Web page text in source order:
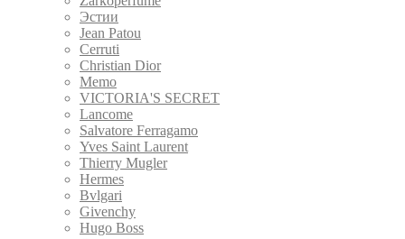
Эстии
Jean Patou
Cerruti
Christian Dior
Memo
VICTORIA'S SECRET
Lancome
Salvatore Ferragamo
Yves Saint Laurent
Thierry Mugler
Hermes
Bvlgari
Givenchy
Hugo Boss